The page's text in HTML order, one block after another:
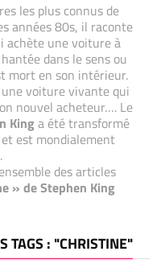
les plus connus de
années 80s, il raconte
achète une voiture à
dans le sens ou
mort en son intérieur.
voiture vivante qui
nouvel acheteur…. Le
Kinga été transformé
est mondialement
des articles
» de Stephen King
TAGS : "CHRISTINE"